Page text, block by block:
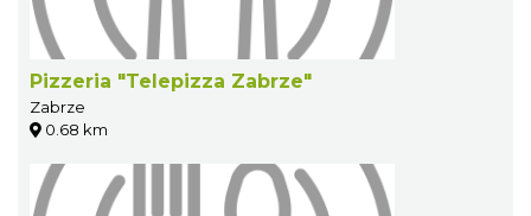
Pizzeria "Telepizza Zabrze"
Zabrze
0.68 km